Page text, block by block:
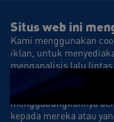
STAY
✉ info@authenticity.id
Situs web ini
Kami menggunakan
iklan, untuk
menganalisis lalu
tentang penggunaan
sosial, periklanan, dan
menggabungkannya
kepada mereka atau